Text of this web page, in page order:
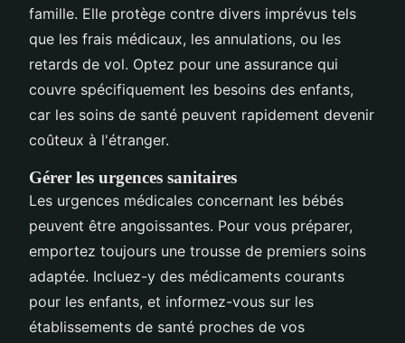
famille. Elle protège contre divers imprévus tels
que les frais médicaux, les annulations, ou les
retards de vol. Optez pour une assurance qui
couvre spécifiquement les besoins des enfants,
car les soins de santé peuvent rapidement devenir
coûteux à l'étranger.
Gérer les urgences sanitaires
Les urgences médicales concernant les bébés
peuvent être angoissantes. Pour vous préparer,
emportez toujours une trousse de premiers soins
adaptée. Incluez-y des médicaments courants
pour les enfants, et informez-vous sur les
établissements de santé proches de vos